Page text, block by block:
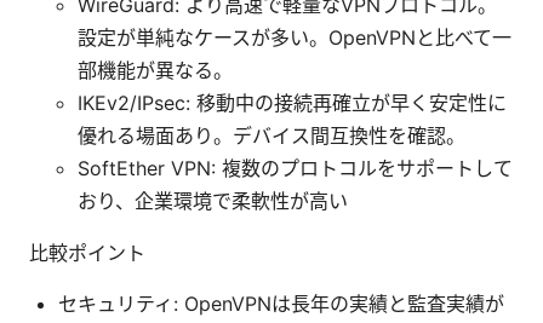
WireGuard: より高速で軽量なVPNプロトコル。
設定が単純なケースが多い。OpenVPNと比べて一
部機能が異なる。
IKEv2/IPsec: 移動中の接続再確立が早く安定性に
優れる場面あり。デバイス間互換性を確認。
SoftEther VPN: 複数のプロトコルをサポートして
おり、企業環境で柔軟性が高い
比較ポイント
セキュリティ: OpenVPNは長年の実績と監査実績が